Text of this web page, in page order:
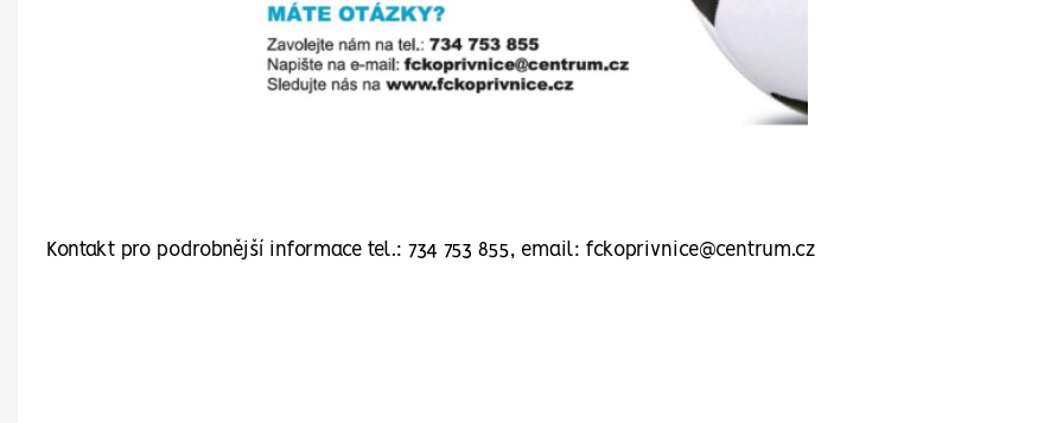
Kontakt pro podrobnější informace tel.: 734 753 855, email: fckoprivnice@centrum.cz